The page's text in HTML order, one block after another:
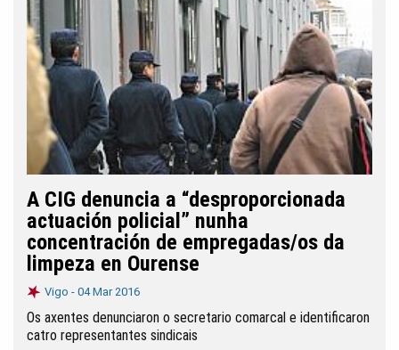
A CIG denuncia a “desproporcionada
actuación policial” nunha
concentración de empregadas/os da
limpeza en Ourense
Vigo - 04 Mar 2016
Os axentes denunciaron o secretario comarcal e identificaron
catro representantes sindicais